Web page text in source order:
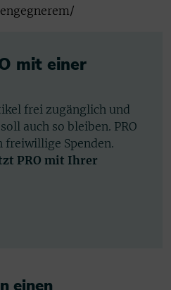
mit einer
frei zugänglich und
auch so bleiben. PRO
Spenden.
PRO mit Ihrer